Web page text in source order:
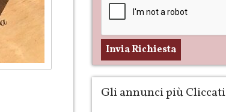
Gli annunci più Cliccati